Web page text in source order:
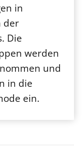
in
der
Die
werden
und
in die
ein.